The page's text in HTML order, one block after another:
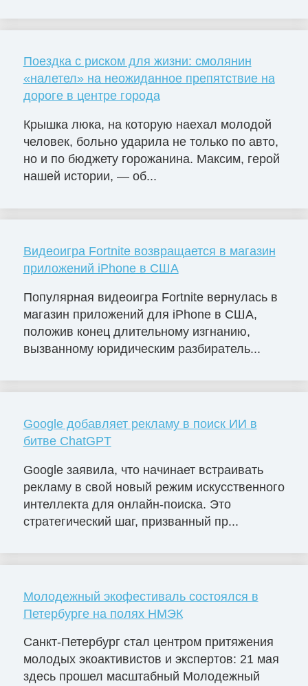
Поездка с риском для жизни: смолянин
«налетел» на неожиданное препятствие на
дороге в центре города
Крышка люка, на которую наехал молодой
человек, больно ударила не только по авто,
но и по бюджету горожанина. Максим, герой
нашей истории, — об...
Видеоигра Fortnite возвращается в магазин
приложений iPhone в США
Популярная видеоигра Fortnite вернулась в
магазин приложений для iPhone в США,
положив конец длительному изгнанию,
вызванному юридическим разбиратель...
Google добавляет рекламу в поиск ИИ в
битве ChatGPT
Google заявила, что начинает встраивать
рекламу в свой новый режим искусственного
интеллекта для онлайн-поиска. Это
стратегический шаг, призванный пр...
Молодежный экофестиваль состоялся в
Петербурге на полях НМЭК
Санкт-Петербург стал центром притяжения
молодых экоактивистов и экспертов: 21 мая
здесь прошел масштабный Молодежный